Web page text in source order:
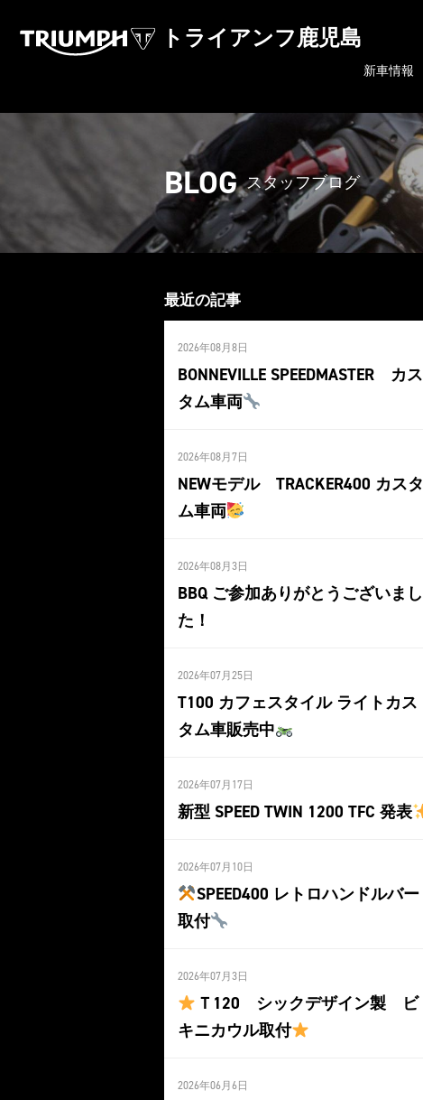
トライアンフ鹿児島
新車情報
BLOG スタッフブログ
最近の記事
2026年08月8日
BONNEVILLE SPEEDMASTER カス
タム車両
2026年08月7日
NEWモデル TRACKER400 カスタ
ム車両
2026年08月3日
BBQ ご参加ありがとうございまし
た！
2026年07月25日
T100 カフェスタイル ライトカス
タム車販売中
2026年07月17日
新型 SPEED TWIN 1200 TFC 発表
2026年07月10日
SPEED400 レトロハンドルバー
取付
2026年07月3日
Ｔ120 シックデザイン製 ビ
キニカウル取付
2026年06月6日